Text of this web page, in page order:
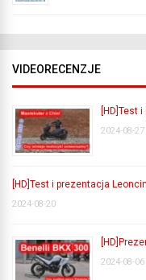
VIDEORECENZJE
[HD]Test
2024-08-27
[HD]Test i prezentacja
2024-08-20
2024-08-06